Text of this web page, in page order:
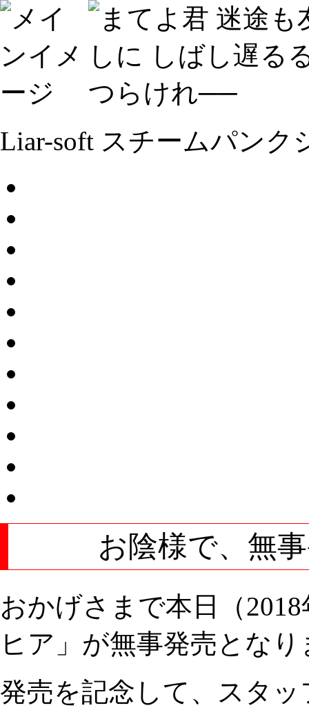
Liar-soft スチームパンク
お陰様で、無
おかげさまで本日（
ヒア」が無事発売とな
発売を記念して、スタ